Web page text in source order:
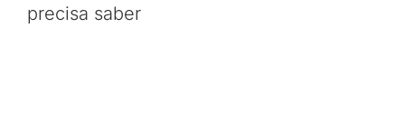
precisa saber